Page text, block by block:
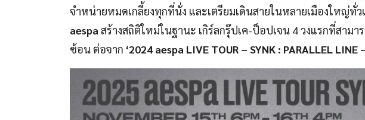
จำหน่ายหมดเกลี้ยงทุกที่นั่ง และเตรียมเดินสายในหลายเมืองใหญ่ทั่
aespa สร้างสถิติใหม่ในฐานะ เกิร์ลกรุ๊ปเค-ป็อปเจน 4 วงแรกที่สาม
ซ้อน ต่อจาก ‘2024 aespa LIVE TOUR – SYNK : PARALLEL LINE